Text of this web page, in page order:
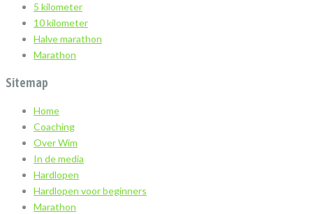
5 kilometer
10 kilometer
Halve marathon
Marathon
Sitemap
Home
Coaching
Over Wim
In de media
Hardlopen
Hardlopen voor beginners
Marathon